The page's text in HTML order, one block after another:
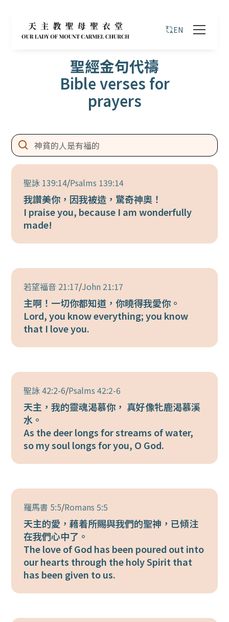
EN
聖經金句代禱
Bible verses for
prayers
聖詠 139:14/Psalms 139:14
我讚美你，因我被造，驚奇神奧！
I praise you, because I am wonderfully
made!
若望福音 21:17/John 21:17
主啊！一切你都知道，你曉得我愛你。
Lord, you know everything; you know
that I love you.
聖詠 42:2-6/Psalms 42:2-6
天主，我的靈魂渴慕你， 真好像牝鹿渴慕溪
水。
As the deer longs for streams of water,
so my soul longs for you, O God.
羅馬書 5:5/Romans 5:5
天主的愛，藉着所賜與我們的聖神，已傾注
在我們心中了。
The love of God has been poured out into
our hearts through the holy Spirit that
has been given to us.